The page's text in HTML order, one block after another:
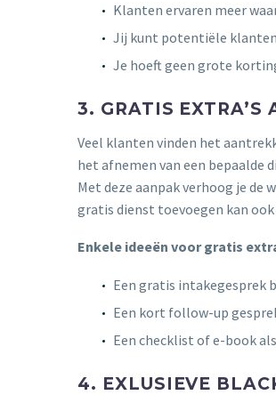
Klanten ervaren meer
Jij kunt potentiële
Je hoeft geen grote
3. GRATIS EXTRA’S
Veel klanten vinden het
het afnemen van een bepaalde
Met deze aanpak verhoog je de
gratis dienst toevoegen kan
Enkele ideeën voor gratis
Een gratis intakegesprek
Een kort follow-up
Een checklist of e-book
4. EXLUSIEVE